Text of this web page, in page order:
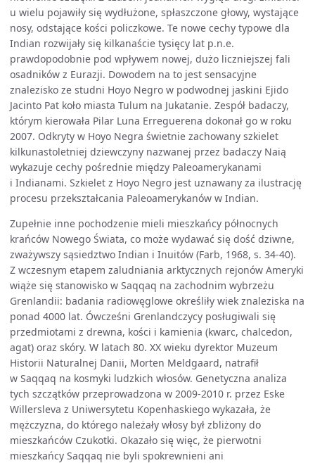
u wielu pojawiły się wydłużone, spłaszczone głowy, wystające
nosy, odstające kości policzkowe. Te nowe cechy typowe dla
Indian rozwijały się kilkanaście tysięcy lat p.n.e.
prawdopodobnie pod wpływem nowej, dużo liczniejszej fali
osadników z Eurazji. Dowodem na to jest sensacyjne
znalezisko ze studni Hoyo Negro w podwodnej jaskini Ejido
Jacinto Pat koło miasta Tulum na Jukatanie. Zespół badaczy,
którym kierowała Pilar Luna Erreguerena dokonał go w roku
2007. Odkryty w Hoyo Negra świetnie zachowany szkielet
kilkunastoletniej dziewczyny nazwanej przez badaczy Naią
wykazuje cechy pośrednie między Paleoamerykanami
i Indianami. Szkielet z Hoyo Negro jest uznawany za ilustrację
procesu przekształcania Paleoamerykanów w Indian.
Zupełnie inne pochodzenie mieli mieszkańcy północnych
krańców Nowego Świata, co może wydawać się dość dziwne,
zważywszy sąsiedztwo Indian i Inuitów (Farb, 1968, s. 34-40).
Z wczesnym etapem zaludniania arktycznych rejonów Ameryki
wiąże się stanowisko w Saqqaq na zachodnim wybrzeżu
Grenlandii: badania radiowęglowe określiły wiek znaleziska na
ponad 4000 lat. Ówcześni Grenlandczycy posługiwali się
przedmiotami z drewna, kości i kamienia (kwarc, chalcedon,
agat) oraz skóry. W latach 80. XX wieku dyrektor Muzeum
Historii Naturalnej Danii, Morten Meldgaard, natrafił
w Saqqaq na kosmyki ludzkich włosów. Genetyczna analiza
tych szczątków przeprowadzona w 2009-2010 r. przez Eske
Willersleva z Uniwersytetu Kopenhaskiego wykazała, że
mężczyzna, do którego należały włosy był zbliżony do
mieszkańców Czukotki. Okazało się więc, że pierwotni
mieszkańcy Saqqaq nie byli spokrewnieni ani